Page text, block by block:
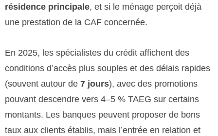
résidence principale, et si le ménage perçoit déjà
une prestation de la CAF concernée.
En 2025, les spécialistes du crédit affichent des
conditions d’accès plus souples et des délais rapides
(souvent autour de 7 jours), avec des promotions
pouvant descendre vers 4–5 % TAEG sur certains
montants. Les banques peuvent proposer de bons
taux aux clients établis, mais l’entrée en relation et